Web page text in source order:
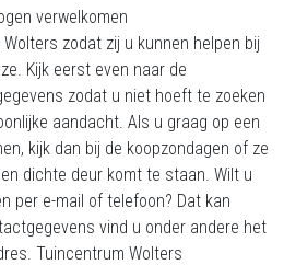
verwelkomen
zodat zij u kunnen helpen bij
Kijk eerst even naar de
zodat u niet hoeft te zoeken
aandacht. Als u graag op een
kijk dan bij de koopzondagen of ze
dichte deur komt te staan. Wilt u
per e-mail of telefoon? Dat kan
vind u onder andere het
Tuincentrum Wolters